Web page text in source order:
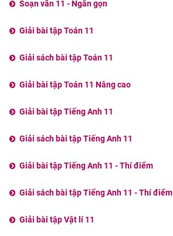
Soạn văn 11 - Ngắn gọn
Giải bài tập Toán 11
Giải sách bài tập Toán 11
Giải bài tập Toán 11 Nâng cao
Giải bài tập Tiếng Anh 11
Giải sách bài tập Tiếng Anh 11
Giải bài tập Tiếng Anh 11 - Thí điểm
Giải sách bài tập Tiếng Anh 11 - Thí điểm
Giải bài tập Vật lí 11